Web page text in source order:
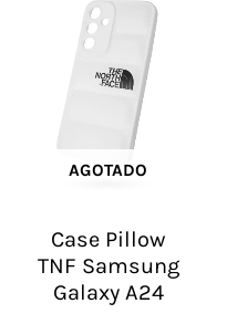
AGOTADO
Case Pillow
TNF Samsung
Galaxy A24